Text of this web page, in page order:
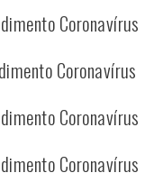
Coronavírus
Coronavírus
Coronavírus
Coronavírus